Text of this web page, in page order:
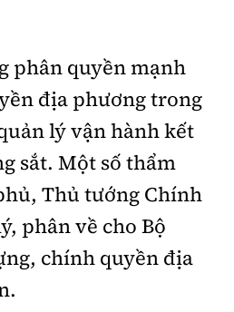
phân quyền mạnh
địa phương trong
lý vận hành kết
sắt. Một số thẩm
Thủ tướng Chính
phân về cho Bộ
chính quyền địa